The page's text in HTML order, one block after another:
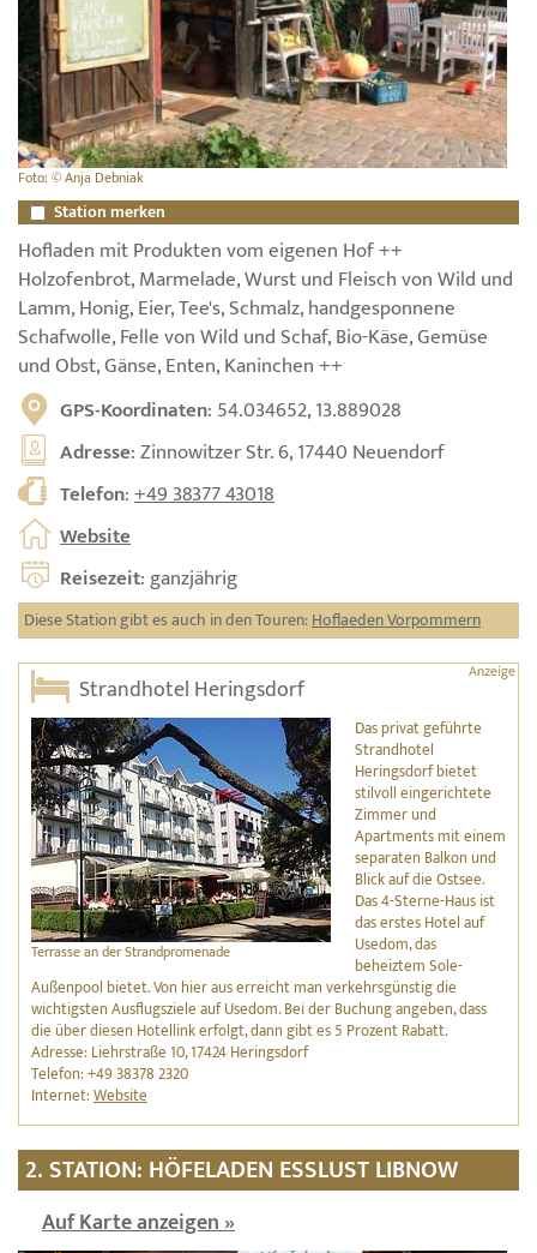
Foto: © Anja Debniak
Station merken
Hofladen mit Produkten vom eigenen Hof ++
Holzofenbrot, Marmelade, Wurst und Fleisch von Wild und
Lamm, Honig, Eier, Tee's, Schmalz, handgesponnene
Schafwolle, Felle von Wild und Schaf, Bio-Käse, Gemüse
und Obst, Gänse, Enten, Kaninchen ++
GPS-Koordinaten: 54.034652, 13.889028
Adresse: Zinnowitzer Str. 6, 17440 Neuendorf
Telefon:+49 38377 43018
Website
Reisezeit: ganzjährig
Diese Station gibt es auch in den Touren:Hoflaeden Vorpommern
Strandhotel Heringsdorf
Terrasse an der Strandpromenade
Das privat geführte
Strandhotel
Heringsdorf bietet
stilvoll eingerichtete
Zimmer und
Apartments mit einem
separaten Balkon und
Blick auf die Ostsee.
Das 4-Sterne-Haus ist
das erstes Hotel auf
Usedom, das
beheiztem Sole-
Außenpool bietet. Von hier aus erreicht man verkehrsgünstig die
wichtigsten Ausflugsziele auf Usedom. Bei der Buchung angeben, dass
die über diesen Hotellink erfolgt, dann gibt es 5 Prozent Rabatt.
Adresse: Liehrstraße 10, 17424 Heringsdorf
Telefon: +49 38378 2320
Internet:Website
2. STATION: HÖFELADEN ESSLUST LIBNOW
Auf Karte anzeigen »